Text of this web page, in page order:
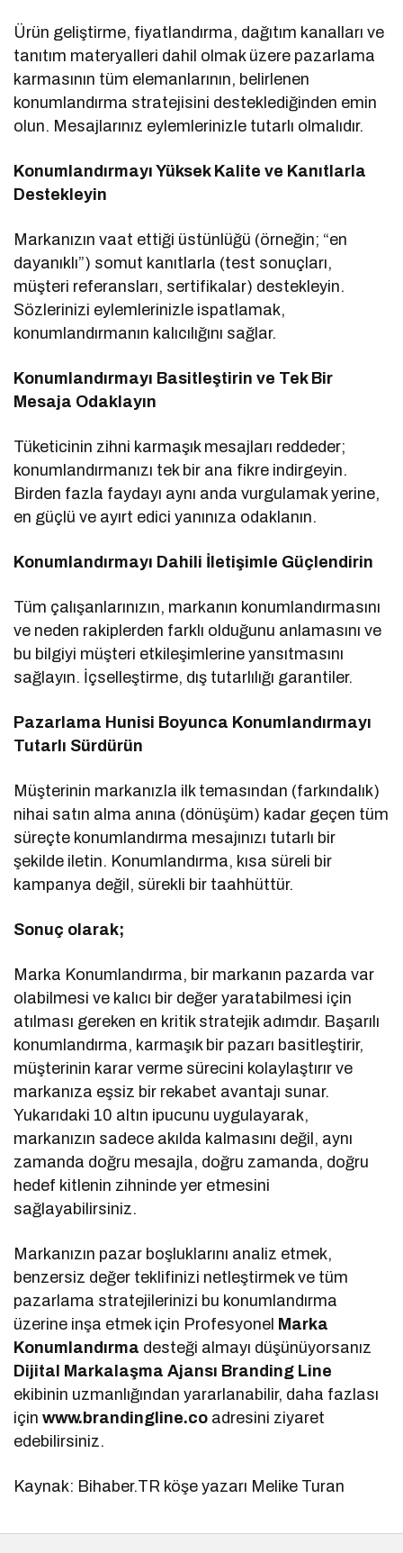
Ürün geliştirme, fiyatlandırma, dağıtım kanalları ve
tanıtım materyalleri dahil olmak üzere pazarlama
karmasının tüm elemanlarının, belirlenen
konumlandırma stratejisini desteklediğinden emin
olun. Mesajlarınız eylemlerinizle tutarlı olmalıdır.
Konumlandırmayı Yüksek Kalite ve Kanıtlarla
Destekleyin
Markanızın vaat ettiği üstünlüğü (örneğin; “en
dayanıklı”) somut kanıtlarla (test sonuçları,
müşteri referansları, sertifikalar) destekleyin.
Sözlerinizi eylemlerinizle ispatlamak,
konumlandırmanın kalıcılığını sağlar.
Konumlandırmayı Basitleştirin ve Tek Bir
Mesaja Odaklayın
Tüketicinin zihni karmaşık mesajları reddeder;
konumlandırmanızı tek bir ana fikre indirgeyin.
Birden fazla faydayı aynı anda vurgulamak yerine,
en güçlü ve ayırt edici yanınıza odaklanın.
Konumlandırmayı Dahili İletişimle Güçlendirin
Tüm çalışanlarınızın, markanın konumlandırmasını
ve neden rakiplerden farklı olduğunu anlamasını ve
bu bilgiyi müşteri etkileşimlerine yansıtmasını
sağlayın. İçselleştirme, dış tutarlılığı garantiler.
Pazarlama Hunisi Boyunca Konumlandırmayı
Tutarlı Sürdürün
Müşterinin markanızla ilk temasından (farkındalık)
nihai satın alma anına (dönüşüm) kadar geçen tüm
süreçte konumlandırma mesajınızı tutarlı bir
şekilde iletin. Konumlandırma, kısa süreli bir
kampanya değil, sürekli bir taahhüttür.
Sonuç olarak;
Marka Konumlandırma, bir markanın pazarda var
olabilmesi ve kalıcı bir değer yaratabilmesi için
atılması gereken en kritik stratejik adımdır. Başarılı
konumlandırma, karmaşık bir pazarı basitleştirir,
müşterinin karar verme sürecini kolaylaştırır ve
markanıza eşsiz bir rekabet avantajı sunar.
Yukarıdaki 10 altın ipucunu uygulayarak,
markanızın sadece akılda kalmasını değil, aynı
zamanda doğru mesajla, doğru zamanda, doğru
hedef kitlenin zihninde yer etmesini
sağlayabilirsiniz.
Markanızın pazar boşluklarını analiz etmek,
benzersiz değer teklifinizi netleştirmek ve tüm
pazarlama stratejilerinizi bu konumlandırma
üzerine inşa etmek için Profesyonel Marka
Konumlandırma desteği almayı düşünüyorsanız
Dijital Markalaşma Ajansı Branding Line
ekibinin uzmanlığından yararlanabilir, daha fazlası
içinwww.brandingline.co adresini ziyaret
edebilirsiniz.
Kaynak: Bihaber.TR köşe yazarı Melike Turan